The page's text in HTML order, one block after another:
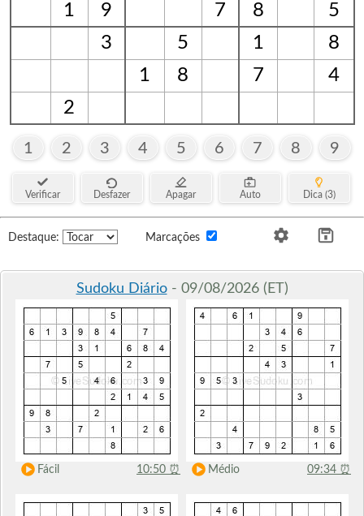
1 9 7 8
5
3
5 1
8
1
8 7
4
2
1 2 3 4 5 6 7 8 9
Verificar Desfazer Apagar Auto Dica (3)
Destaque: Marcações
Sudoku Diário- 09/08/2026 (ET)
Fácil 10:50 ⏰ Médio 09:34 ⏰